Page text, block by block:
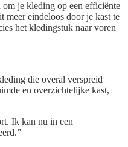
je kleding op een efficiënte
meer eindeloos door je kast te
het kledingstuk naar voren
die overal verspreid
en overzichtelijke kast,
Ik kan nu in een